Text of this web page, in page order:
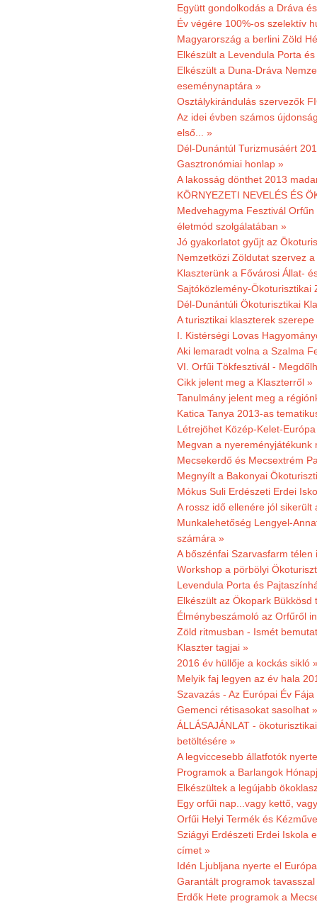
Együtt gondolkodás a Dráva
Év végére 100%-os szelektív
Magyarország a berlini Zöld
Elkészült a Levendula Porta
Elkészült a Duna-Dráva
eseménynaptára »
Osztálykirándulás szervezők
Az idei évben számos
első... »
Dél-Dunántúl Turizmusáért
Gasztronómiai honlap »
A lakosság dönthet 2013
KÖRNYEZETI NEVELÉS ÉS
Medvehagyma Fesztivál
életmód szolgálatában »
Jó gyakorlatot gyűjt az
Nemzetközi Zöldutat szervez
Klaszterünk a Fővárosi Állat-
Sajtóközlemény-Ökoturisztikai
Dél-Dunántúli Ökoturisztikai
A turisztikai klaszterek
I. Kistérségi Lovas
Aki lemaradt volna a Szalma
VI. Orfűi Tökfesztivál -
Cikk jelent meg a Klaszterről »
Tanulmány jelent meg a
Katica Tanya 2013-as
Létrejöhet Közép-Kelet-
Megvan a nyereményjátékunk
Mecsekerdő és Mecsextrém
Megnyílt a Bakonyai
Mókus Suli Erdészeti Erdei
A rossz idő ellenére jól sikerült
Munkalehetőség Lengyel-
számára »
A bőszénfai Szarvasfarm
Workshop a pörbölyi
Levendula Porta és
Elkészült az Ökopark
Élménybeszámoló az Orfűről
Zöld ritmusban - Ismét
Klaszter tagjai »
2016 év hüllője a kockás sikló
Melyik faj legyen az év hala
Szavazás - Az Európai Év
Gemenci rétisasokat sasolhat »
ÁLLÁSAJÁNLAT -
betöltésére »
A legviccesebb állatfotók
Programok a Barlangok
Elkészültek a legújabb
Egy orfűi nap...vagy kettő,
Orfűi Helyi Termék és
Sziágyi Erdészeti Erdei Iskola
címet »
Idén Ljubljana nyerte el
Garantált programok tavasszal
Erdők Hete programok a